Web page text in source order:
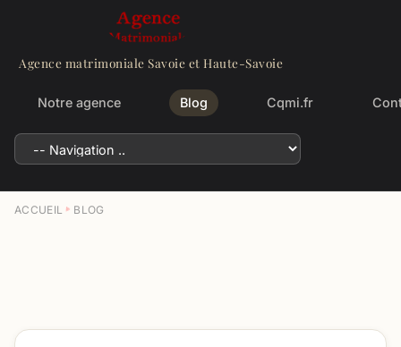
Agence matrimoniale Savoie et Haute-Savoie
Notre agence Blog Cqmi.fr
ACCUEIL BLOG